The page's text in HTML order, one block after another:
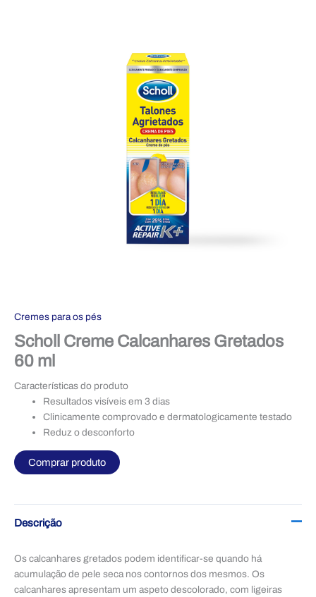
Cremes para os pés
Scholl Creme Calcanhares Gretados
60 ml
Características do produto
Resultados visíveis em 3 dias
Clinicamente comprovado e dermatologicamente testado
Reduz o desconforto
Comprar produto
Descrição
Os calcanhares gretados podem identificar-se quando há
acumulação de pele seca nos contornos dos mesmos. Os
calcanhares apresentam um aspeto descolorado, com ligeiras